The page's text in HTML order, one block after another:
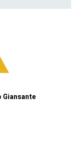
Giansante